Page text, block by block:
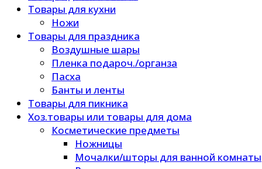
Товары для кухни
Ножи
Товары для праздника
Воздушные шары
Пленка подароч./органза
Пасха
Банты и ленты
Товары для пикника
Хоз.товары или товары для дома
Косметические предметы
Ножницы
Мочалки/шторы для ванной комнаты